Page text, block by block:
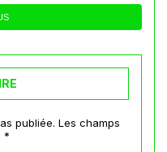
publiée. Les champs
*